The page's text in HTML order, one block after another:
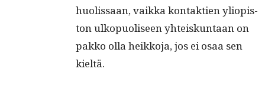
huolis­saan, vaik­ka kon­tak­tien yliopis­
ton ulkop­uoliseen yhteiskun­taan on
pakko olla heikko­ja, jos ei osaa sen
kieltä.